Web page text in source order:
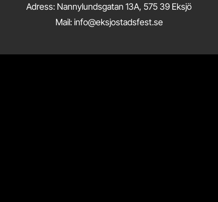
Adress: Nannylundsgatan 13A, 575 39 Eksjö
Mail: info@eksjostadsfest.se